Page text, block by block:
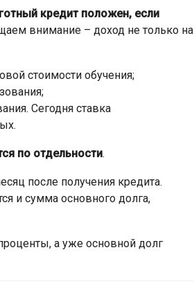
кредит положен, если
внимание – доход не только на
стоимости обучения;
Сегодня ставка
по отдельности.
после получения кредита.
и сумма основного долга,
а уже основной долг